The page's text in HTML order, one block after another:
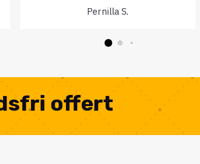
Pernilla S.
offert